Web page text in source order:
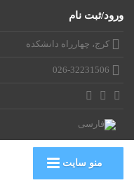
ورود/ثبت نام
کرج، چهارراه دانشکده
026-32231506
منو سایت